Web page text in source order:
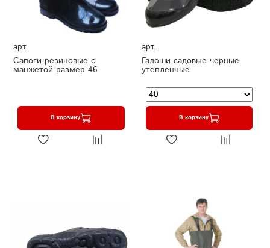
арт.
Сапоги резиновые с
манжетой размер 46
В корзину
арт.
Галоши садовые черные
утепленные
В корзину